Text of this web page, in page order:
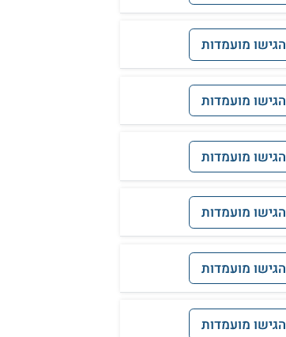
הגישו מועמדות
הגישו מועמדות
הגישו מועמדות
הגישו מועמדות
הגישו מועמדות
הגישו מועמדות